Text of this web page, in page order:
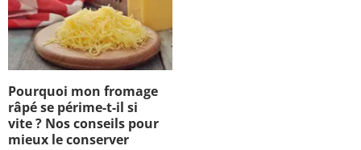
Pourquoi mon fromage
râpé se périme-t-il si
vite ? Nos conseils pour
mieux le conserver